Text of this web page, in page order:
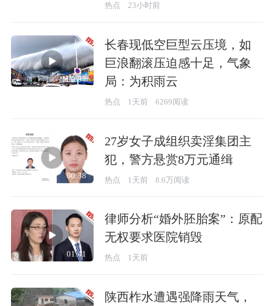
热点 23小时前
00:37
长春现低空巨型云压境，如
巨浪翻滚压迫感十足，气象
局：为积雨云
热点 1天前 6269阅读
00:38
27岁女子成组织卖淫集团主
犯，警方悬赏8万元通缉
热点 1天前 8.6万阅读
01:41
律师分析“婚外胚胎案”：原配
无权要求医院销毁
热点 1天前
陕西柞水遭遇强降雨天气，